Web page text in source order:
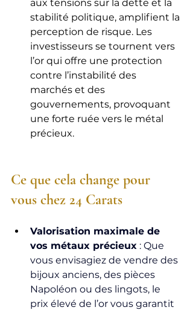
aux tensions sur la dette et la
stabilité politique, amplifient la
perception de risque. Les
investisseurs se tournent vers
l’or qui offre une protection
contre l’instabilité des
marchés et des
gouvernements, provoquant
une forte ruée vers le métal
précieux.
Ce que cela change pour
vous chez 24 Carats
Valorisation maximale de
vos métaux précieux : Que
vous envisagiez de vendre des
bijoux anciens, des pièces
Napoléon ou des lingots, le
prix élevé de l’or vous garantit